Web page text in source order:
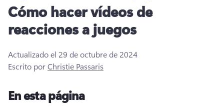
Iniciar sesión
Cómo hacer vídeos de
reacciones a juegos
Actualizado el 29 de octubre de 2024
Escrito porChristie Passaris
En esta página